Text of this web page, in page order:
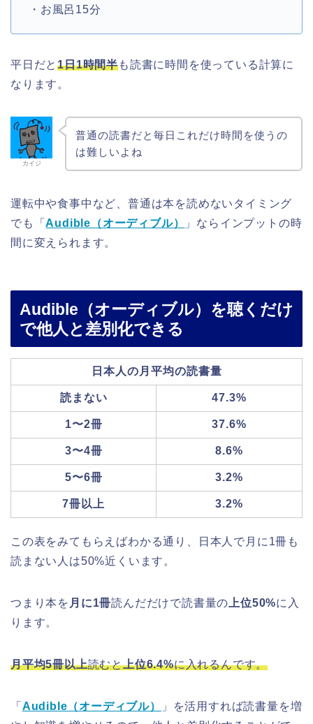
・お風呂15分
平日だと1日1時間半も読書に時間を使っている計算に
なります。
カイジ
普通の読書だと毎日これだけ時間を使うの
は難しいよね
運転中や食事中など、普通は本を読めないタイミング
でも「Audible（オーディブル）
」ならインプットの時
間に変えられます。
Audible（オーディブル）を聴くだけ
で他人と差別化できる
日本人の月平均の読書量
読まない 47.3%
1〜2冊 37.6%
3〜4冊 8.6%
5〜6冊 3.2%
7冊以上 3.2%
この表をみてもらえばわかる通り、日本人で月に1冊も
読まない人は50%近くいます。
つまり本を 月に1冊読んだだけで読書量の上位50%に入
ります。
月平均5冊以上読むと上位6.4%に入れるんです。
「 Audible（オーディブル）
」を活用すれば読書量を増